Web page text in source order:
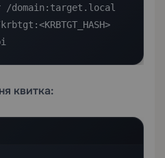
/domain:target.local
квитка: